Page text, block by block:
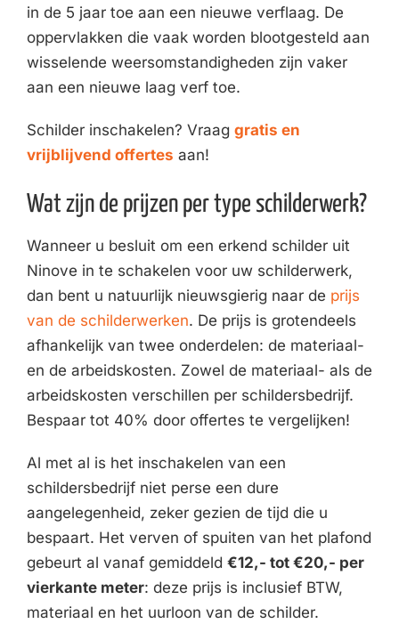
in de 5 jaar toe aan een nieuwe verflaag. De
oppervlakken die vaak worden blootgesteld aan
wisselende weersomstandigheden zijn vaker
aan een nieuwe laag verf toe.
Schilder inschakelen? Vraag gratis en
vrijblijvend offertes aan!
Wat zijn de prijzen per type schilderwerk?
Wanneer u besluit om een erkend schilder uit
Ninove in te schakelen voor uw schilderwerk,
dan bent u natuurlijk nieuwsgierig naar de prijs
van de schilderwerken. De prijs is grotendeels
afhankelijk van twee onderdelen: de materiaal-
en de arbeidskosten. Zowel de materiaal- als de
arbeidskosten verschillen per schildersbedrijf.
Bespaar tot 40% door offertes te vergelijken!
Al met al is het inschakelen van een
schildersbedrijf niet perse een dure
aangelegenheid, zeker gezien de tijd die u
bespaart. Het verven of spuiten van het plafond
gebeurt al vanaf gemiddeld €12,- tot €20,- per
vierkante meter: deze prijs is inclusief BTW,
materiaal en het uurloon van de schilder.